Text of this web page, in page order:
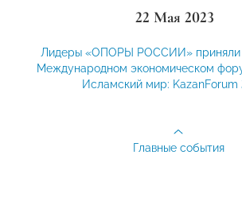
22 Мая 2023
Лидеры «ОПОРЫ РОССИИ» приняли
Международном экономическом
Исламский мир: KazanForum
Главные события